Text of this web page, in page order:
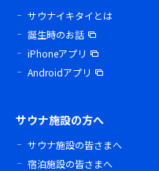
サウナイキタイとは
誕生時のお話
iPhoneアプリ
Androidアプリ
サウナ施設の方へ
サウナ施設の皆さまへ
宿泊施設の皆さまへ